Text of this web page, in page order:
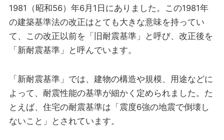
1981（昭和56）年6月1日にありました。この1981年
の建築基準法の改正はとても大きな意味を持ってい
て、この改正以前を「旧耐震基準」と呼び、改正後を
「新耐震基準」と呼んでいます。
「新耐震基準」では、建物の構造や規模、用途などに
よって、耐震性能の基準が細かく定められました。た
とえば、住宅の耐震基準は「震度6強の地震で倒壊し
ないこと」とされています。